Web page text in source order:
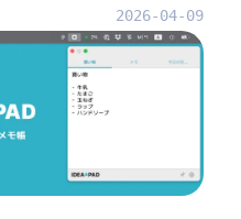
2026-04-09